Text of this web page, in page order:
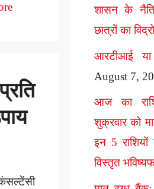
शासन के
छात्रों का
आरटीआई या
August 7,
आज का
शुक्रवार को
इन 5 राशियों
विस्तृत